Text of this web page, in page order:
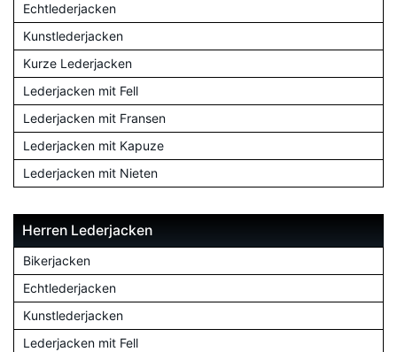
Echtlederjacken
Kunstlederjacken
Kurze Lederjacken
Lederjacken mit Fell
Lederjacken mit Fransen
Lederjacken mit Kapuze
Lederjacken mit Nieten
Herren Lederjacken
Bikerjacken
Echtlederjacken
Kunstlederjacken
Lederjacken mit Fell